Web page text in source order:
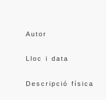
Autor
Lloc i data
Descripció física